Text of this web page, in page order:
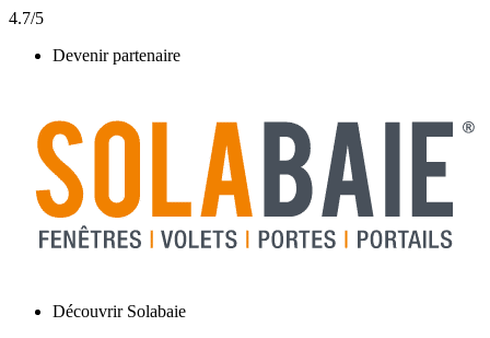
4.7/5
Devenir partenaire
Découvrir Solabaie